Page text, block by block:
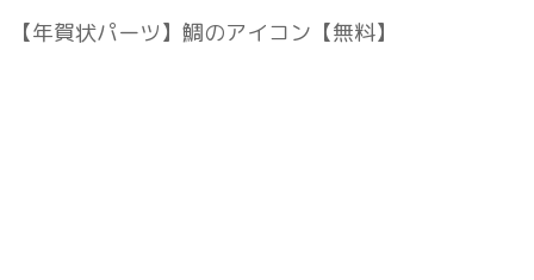
【年賀状パーツ】鯛のアイコン【無料】